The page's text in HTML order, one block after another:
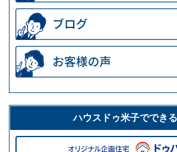
ハウスドゥ米子ででき